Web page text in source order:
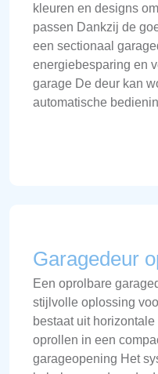
kleuren en designs
passen Dankzij de
een sectionaal
energiebesparing en
garage De deur kan
automatische
Garagedeur
Een oprolbare
stijlvolle oplossing
bestaat uit
oprollen in een
garageopening Het